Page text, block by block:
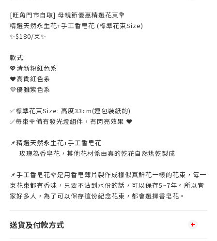
[旺角門市自取] 母親節優惠精選花束💐
精選天然永生花+手工香皂花 (標準花束Size)
✨$180/束✨
款式:
💖清新粉紅色系
❤️高貴紅色系
💜優雅紫色系
✅標準花束Size: 高度33cm(連包裝紙約)
✅每束🌹備有發光燈組件，有閃亮效果 ❤️
📌精選天然永生花+手工香皂花
玫瑰為香皂花，其他花材係由真的乾花自然烘乾製成
📌手工香皂花🌹是用香皂薄片製作成樣似真鮮花一樣的花束，每一
束花束都有香味，只要不沾到水份的話，可以保存5~7年。所以宜
家好多人，為了可以保存這份紀念花束，都會選擇香皂花。
送貨及付款方式